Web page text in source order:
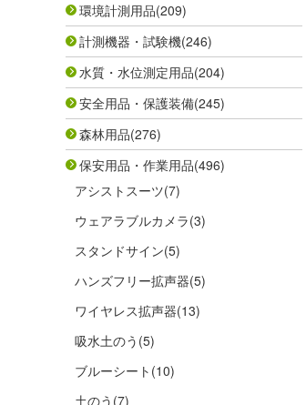
環境計測用品(209)
計測機器・試験機(246)
水質・水位測定用品(204)
安全用品・保護装備(245)
森林用品(276)
保安用品・作業用品(496)
アシストスーツ(7)
ウェアラブルカメラ(3)
スタンドサイン(5)
ハンズフリー拡声器(5)
ワイヤレス拡声器(13)
吸水土のう (5)
ブルーシート (10)
土のう (7)